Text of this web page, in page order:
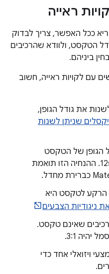
ראייה
ככל האפשר, צריך לבדוק
הטקסט, ולוודא שהרכיבים
ביניהם.
עם לקויות ראייה, חשוב
את גודל הגופן,
שניתן לשנות
הגופן של הטקסט
בגוף ההודעה מתחת ל-12sp. ההנחיה הזו תואמת
הרקע לטקסט היא
ניגודיות הצבעים
לרכיבים שאינם טקסט.
יהיה 3:1.
ויזואלי אחד כדי